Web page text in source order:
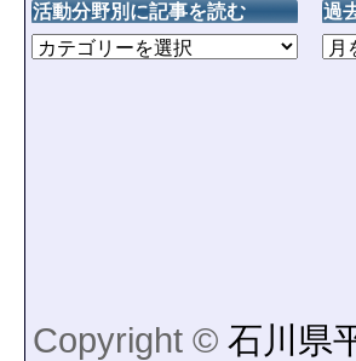
活動分野別に記事を読む 過
Copyright © 石川県